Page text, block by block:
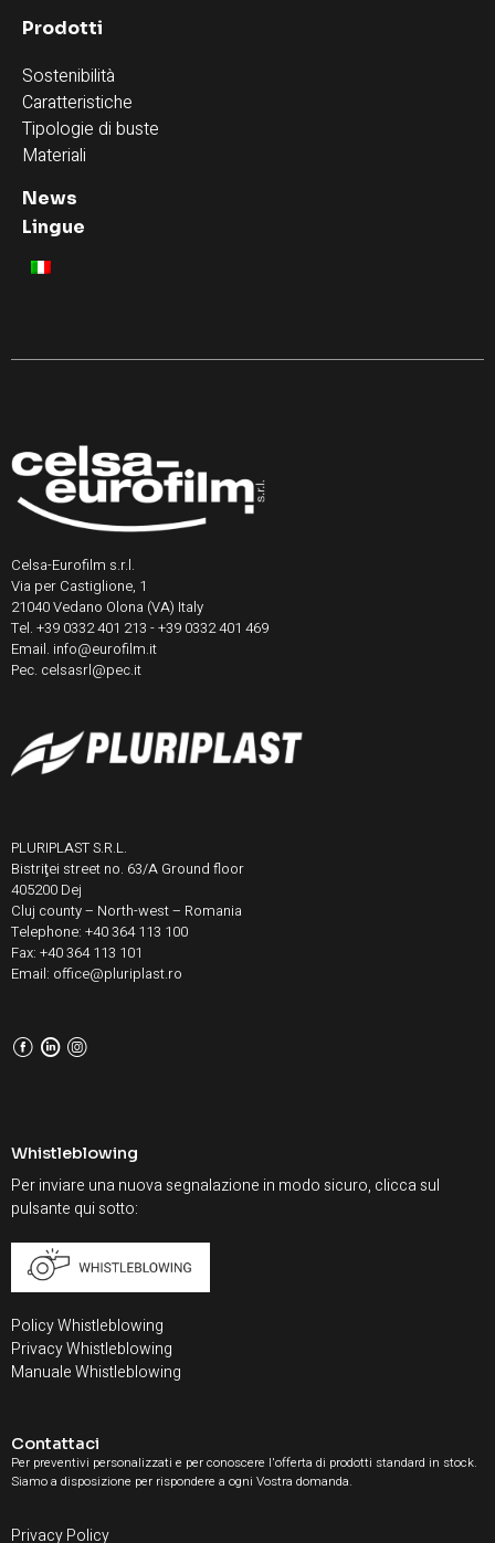
Prodotti
Sostenibilità
Caratteristiche
Tipologie di buste
Materiali
News
Lingue
Celsa-Eurofilm s.r.l.
Via per Castiglione, 1
21040 Vedano Olona (VA) Italy
Tel. +39 0332 401 213 - +39 0332 401 469
Email. info@eurofilm.it
Pec. celsasrl@pec.it
PLURIPLAST S.R.L.
Bistriţei street no. 63/A Ground floor
405200 Dej
Cluj county – North-west – Romania
Telephone: +40 364 113 100
Fax: +40 364 113 101
Email: office@pluriplast.ro
F L I
Whistleblowing
Per inviare una nuova segnalazione in modo sicuro, clicca sul
pulsante qui sotto:
Policy Whistleblowing
Privacy Whistleblowing
Manuale Whistleblowing
Contattaci
Per preventivi personalizzati e per conoscere l'offerta di prodotti standard in stock.
Siamo a disposizione per rispondere a ogni Vostra domanda.
Privacy Policy